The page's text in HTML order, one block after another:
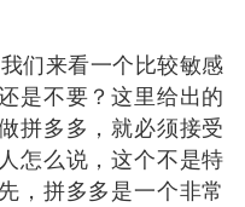
们来看一个比较敏感
是不要？这里给出的
拼多多，就必须接受
怎么说，这个不是特
，拼多多是一个非常